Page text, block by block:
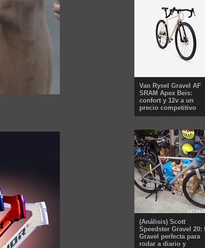
Van Rysel Gravel AF
SRAM Apex Beis:
confort y 12v a un
precio competitivo
(Análisis) Scott
Speedster Gravel 20:
Gravel perfecta para
rodar a diario y